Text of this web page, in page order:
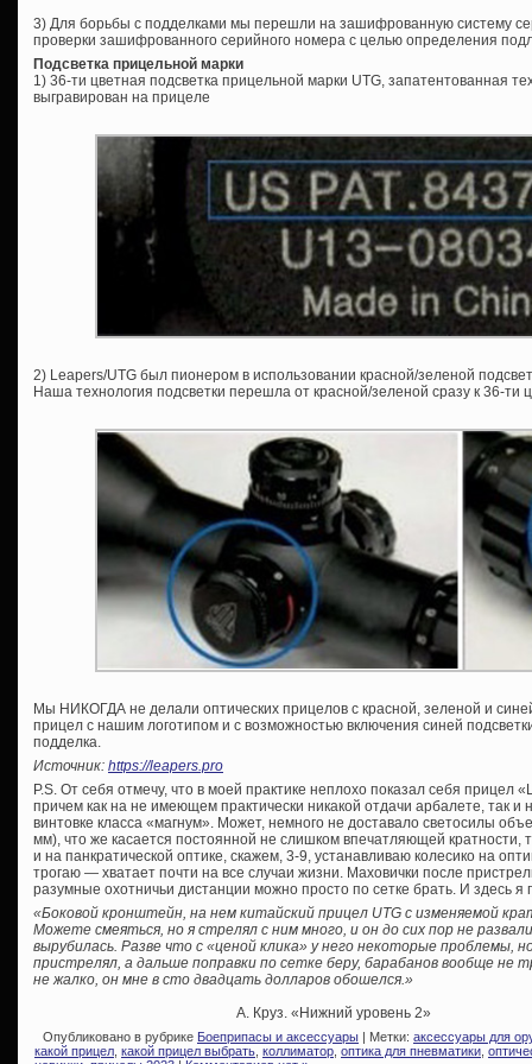
3) Для борьбы с подделками мы перешли на зашифрованную систему
проверки зашифрованного серийного номера с целью определения
Подсветка прицельной марки
1) 36-ти цветная подсветка прицельной марки UTG, запатентованная
выгравирован на прицеле
2) Leapers/UTG был пионером в использовании красной/зеленой
Наша технология подсветки перешла от красной/зеленой сразу к 36-ти
Мы НИКОГДА не делали оптических прицелов с красной, зеленой и
прицел с нашим логотипом и с возможностью включения синей
подделка.
Источник: https://leapers.pro
P.S. От себя отмечу, что в моей практике неплохо показал себя прицел
причем как на не имеющем практически никакой отдачи арбалете, так
винтовке класса «магнум». Может, немного не доставало светосилы
мм), что же касается постоянной не слишком впечатляющей кратности,
и на панкратической оптике, скажем, 3-9, устанавливаю колесико на
трогаю — хватает почти на все случаи жизни. Маховички после
разумные охотничьи дистанции можно просто по сетке брать. И здесь
«Боковой кронштейн, на нем китайский прицел UTG с изменяемой
Можете смеяться, но я стрелял с ним много, и он до сих пор не
вырубилась. Разве что с «ценой клика» у него некоторые проблемы,
пристрелял, а дальше поправки по сетке беру, барабанов вообще не
не жалко, он мне в сто двадцать долларов обошелся.»
А. Круз. «Нижний уровень 2»
Опубликовано в рубрике Боеприпасы и аксессуары | Метки: аксессуары для
какой прицел какой прицел выбрать коллиматор оптика для пневматики